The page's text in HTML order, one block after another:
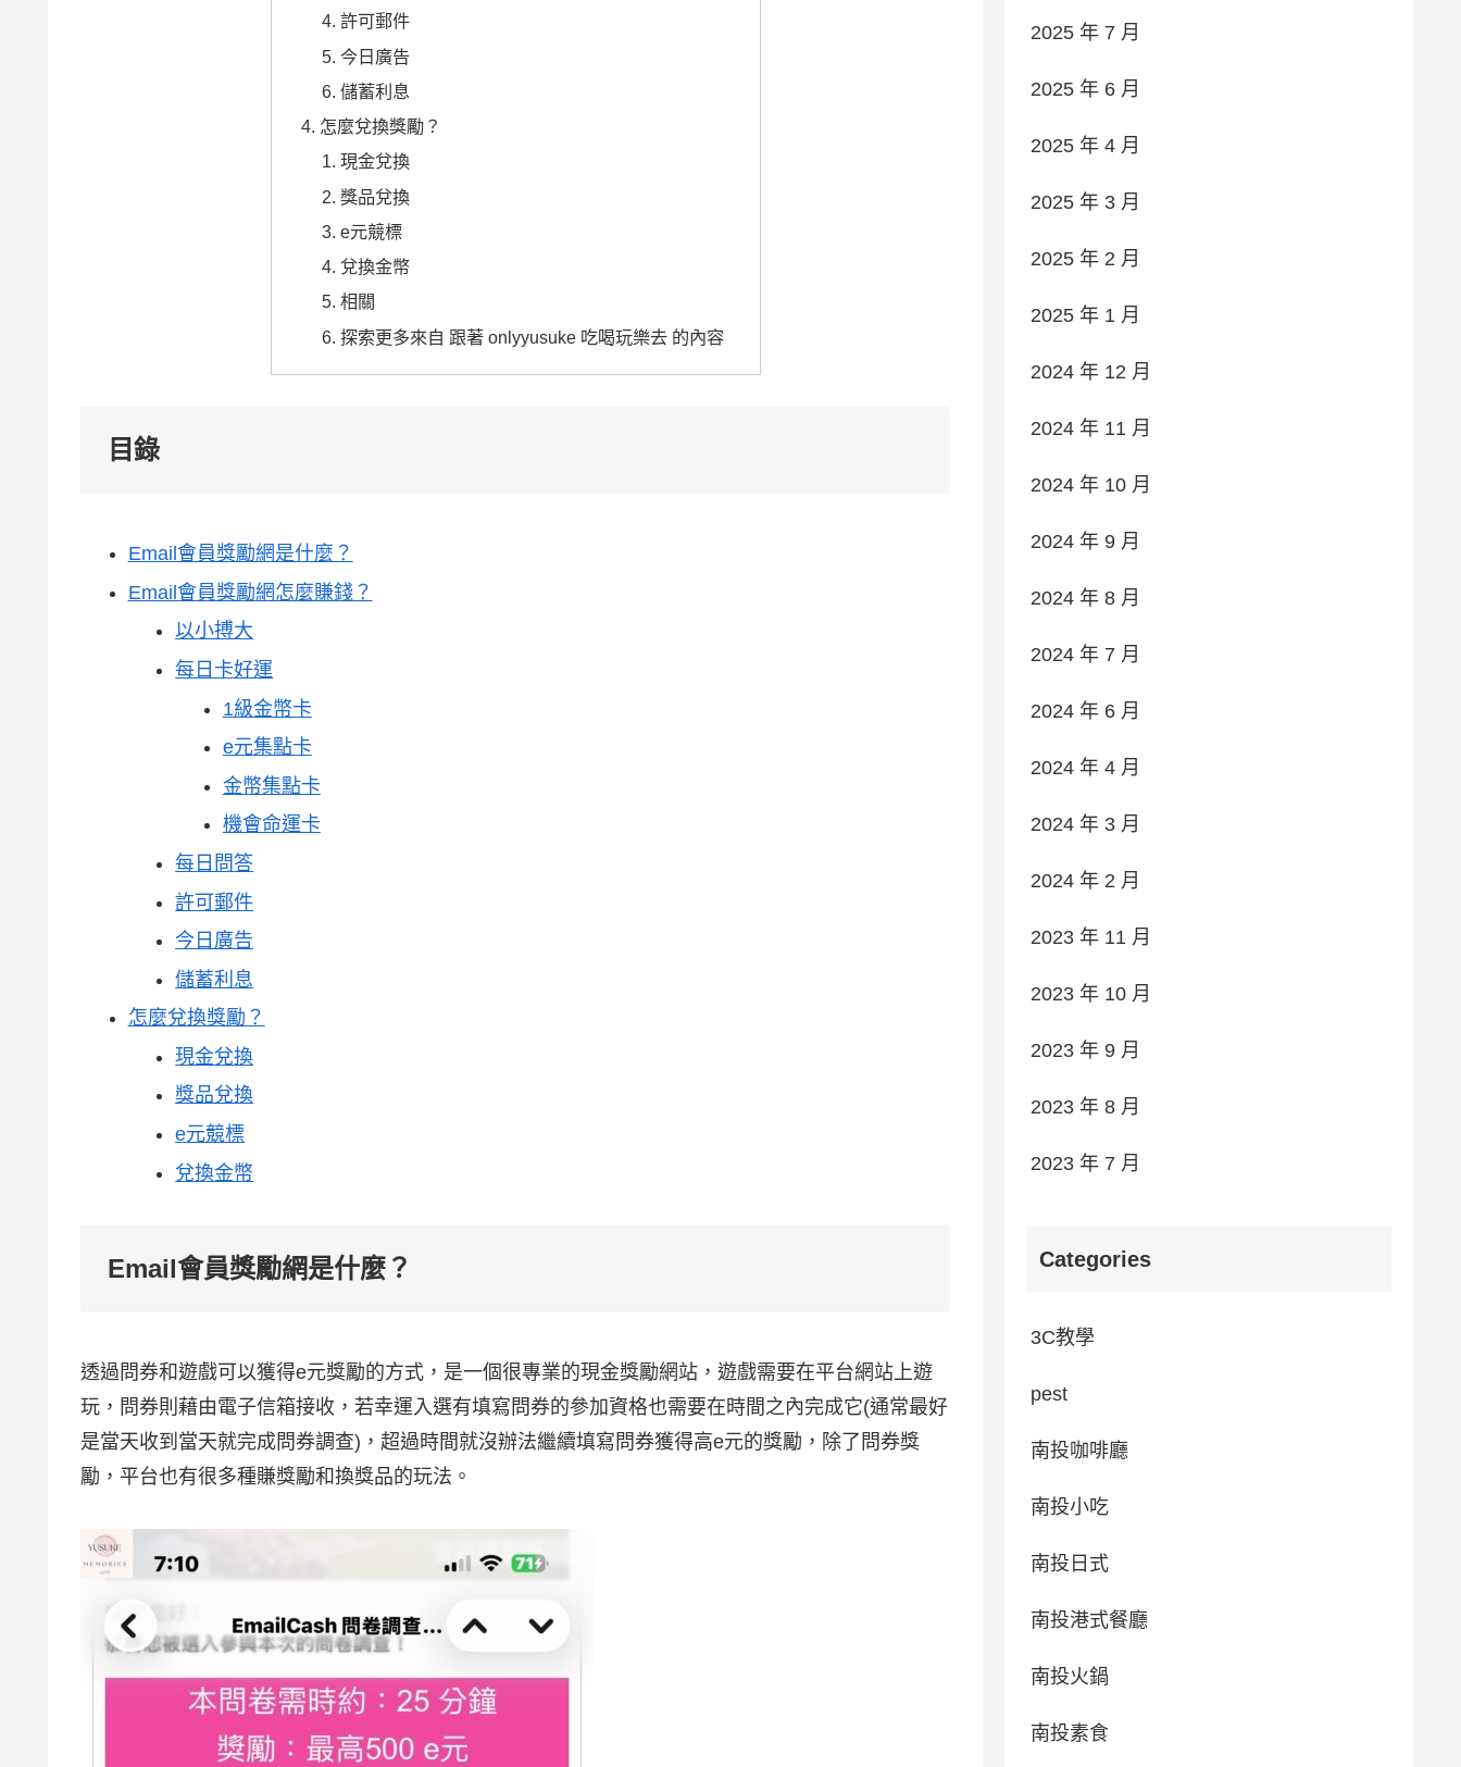
許可郵件
今日廣告
儲蓄利息
怎麼兌換獎勵？
現金兌換
獎品兌換
e元競標
兌換金幣
相關
探索更多來自 跟著 onlyyusuke 吃喝玩樂去 的內容
目錄
Email會員獎勵網是什麼？
Email會員獎勵網怎麼賺錢？
以小搏大
每日卡好運
1級金幣卡
e元集點卡
金幣集點卡
機會命運卡
每日問答
許可郵件
今日廣告
儲蓄利息
怎麼兌換獎勵？
現金兌換
獎品兌換
e元競標
兌換金幣
Email會員獎勵網是什麼？
透過問券和遊戲可以獲得e元獎勵的方式，是一個很專業的現金獎勵網站，遊戲需要在平台網站上遊
玩，問券則藉由電子信箱接收，若幸運入選有填寫問券的參加資格也需要在時間之內完成它(通常最好
是當天收到當天就完成問券調查)，超過時間就沒辦法繼續填寫問券獲得高e元的獎勵，除了問券獎
勵，平台也有很多種賺獎勵和換獎品的玩法。
2025 年 7 月
2025 年 6 月
2025 年 4 月
2025 年 3 月
2025 年 2 月
2025 年 1 月
2024 年 12 月
2024 年 11 月
2024 年 10 月
2024 年 9 月
2024 年 8 月
2024 年 7 月
2024 年 6 月
2024 年 4 月
2024 年 3 月
2024 年 2 月
2023 年 11 月
2023 年 10 月
2023 年 9 月
2023 年 8 月
2023 年 7 月
Categories
3C教學
pest
南投咖啡廳
南投小吃
南投日式
南投港式餐廳
南投火鍋
南投素食